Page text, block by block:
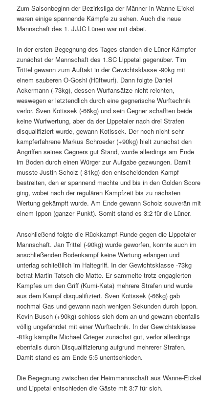
Zum Saisonbeginn der Bezirksliga der Männer in Wanne-Eickel
waren einige spannende Kämpfe zu sehen. Auch die neue
Mannschaft des 1. JJJC Lünen war mit dabei.
In der ersten Begegnung des Tages standen die Lüner Kämpfer
zunächst der Mannschaft des 1.SC Lippetal gegenüber. Tim
Trittel gewann zum Auftakt in der Gewichtsklasse -90kg mit
einem sauberen O-Goshi (Hüftwurf). Dann folgte Daniel
Ackermann (-73kg), dessen Wurfansätze nicht reichten,
weswegen er letztendlich durch eine gegnerische Wurftechnik
verlor. Sven Kotissek (-66kg) und sein Gegner schafften beide
keine Wurfwertung, aber da der Lippetaler nach drei Strafen
disqualifiziert wurde, gewann Kotissek. Der noch nicht sehr
kampferfahrene Markus Schroeder (­­­+90kg) hielt zunächst den
Angriffen seines Gegners gut Stand, wurde allerdings am Ende
im Boden durch einen Würger zur Aufgabe gezwungen. Damit
musste Justin Scholz (-81kg) den entscheidenden Kampf
bestreiten, den er spannend machte und bis in den Golden Score
ging, wobei nach der regulären Kampfzeit bis zu nächsten
Wertung gekämpft wurde. Am Ende gewann Scholz souverän mit
einem Ippon (ganzer Punkt). Somit stand es 3:2 für die Lüner.
Anschließend folgte die Rückkampf-Runde gegen die Lippetaler
Mannschaft. Jan Trittel (-90kg) wurde geworfen, konnte auch im
anschließenden Bodenkampf keine Wertung erlangen und
unterlag schließlich im Haltegriff. In der Gewichtsklasse -73kg
betrat Martin Tatsch die Matte. Er sammelte trotz engagierten
Kampfes um den Griff (Kumi-Kata) mehrere Strafen und wurde
aus dem Kampf disqualifiziert. Sven Kotissek (-66kg) gab
nochmal Gas und gewann nach wenigen Sekunden durch Ippon.
Kevin Busch (+90kg) schloss sich dem an und gewann ebenfalls
völlig ungefährdet mit einer Wurftechnik. In der Gewichtsklasse
-81kg kämpfte Michael Grieger zunächst gut, verlor allerdings
ebenfalls durch Disqualifizierung aufgrund mehrerer Strafen.
Damit stand es am Ende 5:5 unentschieden.
Die Begegnung zwischen der Heimmannschaft aus Wanne-Eickel
und Lippetal entschieden die Gäste mit 3:7 für sich.